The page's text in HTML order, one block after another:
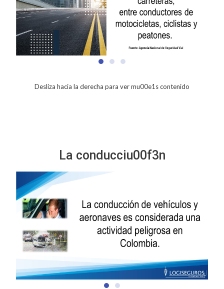
Desliza hacia la derecha para ver mu00e1s contenido
La conducciu00f3n